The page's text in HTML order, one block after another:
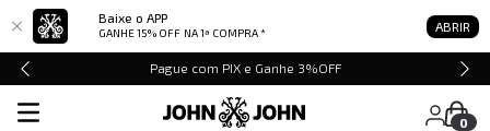
Baixe o APP
GANHE 15% OFF NA 1ª COMPRA * ABRIR
Pague com PIX e Ganhe 3%OFF
0